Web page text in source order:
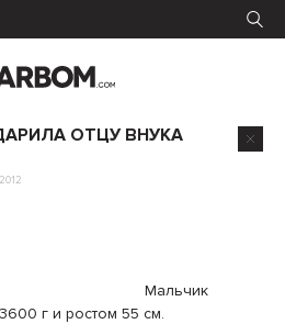
ОТЦУ ВНУКА
Мальчик
г и ростом 55 см.